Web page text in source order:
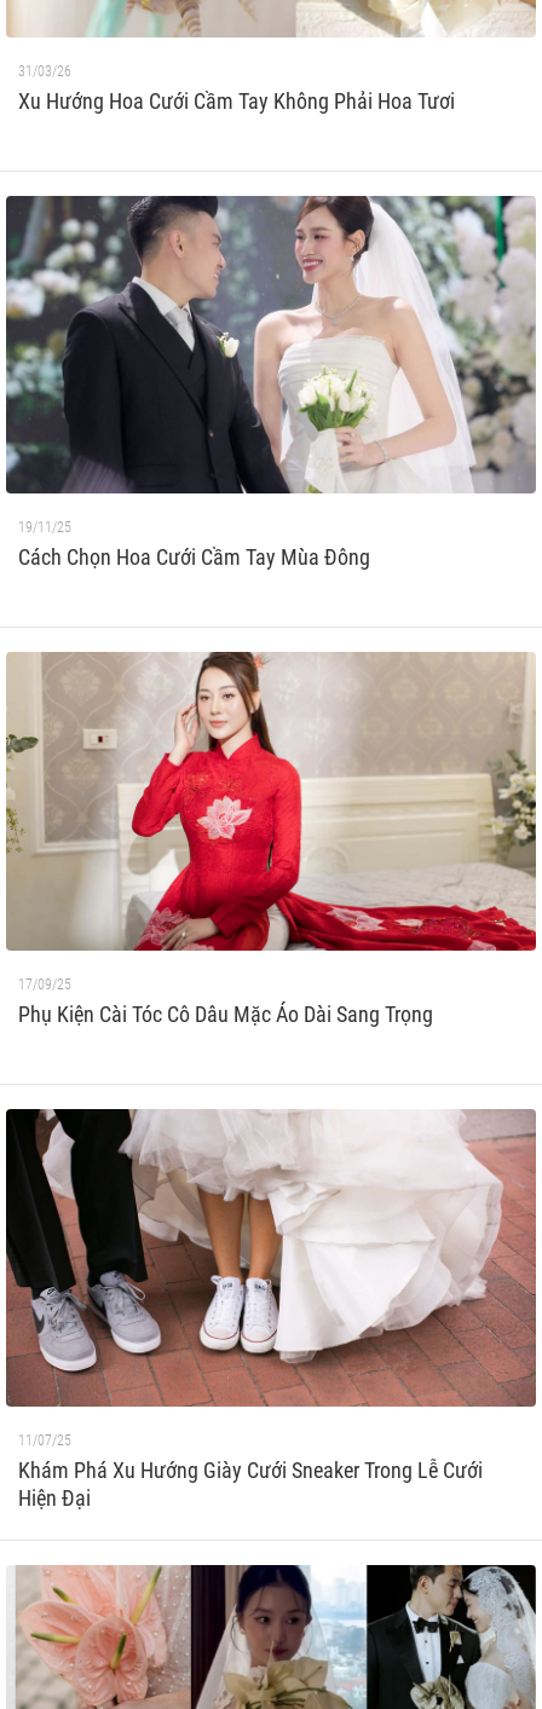
31/03/26
Xu Hướng Hoa Cưới Cầm Tay Không Phải Hoa Tươi
19/11/25
Cách Chọn Hoa Cưới Cầm Tay Mùa Đông
17/09/25
Phụ Kiện Cài Tóc Cô Dâu Mặc Áo Dài Sang Trọng
11/07/25
Khám Phá Xu Hướng Giày Cưới Sneaker Trong Lễ Cưới
Hiện Đại